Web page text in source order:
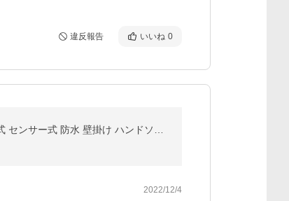
違反報告 いいね 0
2022/12/4